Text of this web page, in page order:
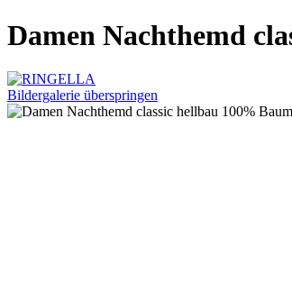
Damen Nachthemd
Bildergalerie überspringen